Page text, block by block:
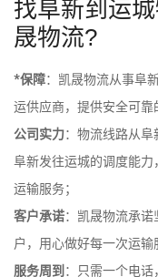
找阜新到运
晟物流?
*保障：凯晟物流从事阜
运供应商，提供安全可靠
公司实力：物流线路从
阜新发往运城的调度能
运输服务；
客户承诺：凯晟物流承
户，用心做好每一次运输
服务周到 ：只需一个电